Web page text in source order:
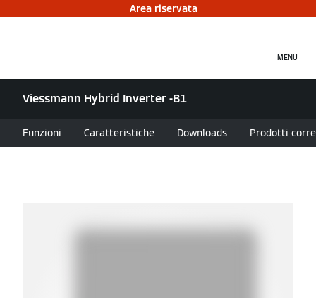
Area riservata
MENU
Viessmann Hybrid Inverter -B1
Funzioni Caratteristiche Downloads Prodotti